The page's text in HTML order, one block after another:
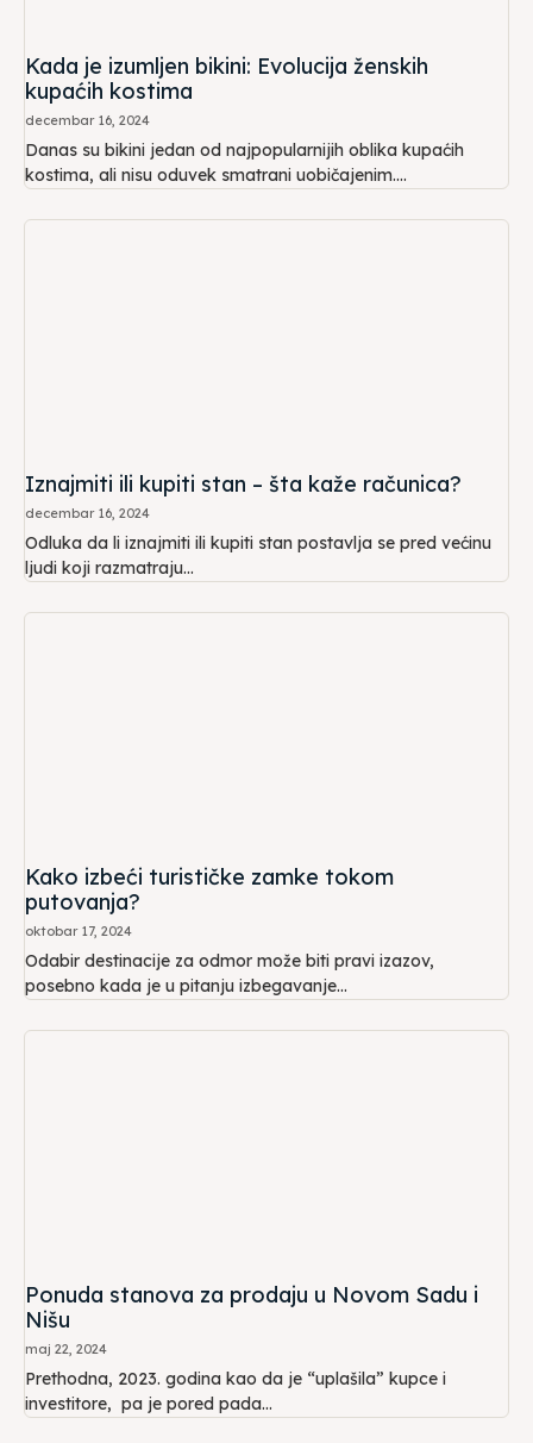
Kada je izumljen bikini: Evolucija ženskih
kupaćih kostima
decembar 16, 2024
Danas su bikini jedan od najpopularnijih oblika kupaćih
kostima, ali nisu oduvek smatrani uobičajenim....
Iznajmiti ili kupiti stan – šta kaže računica?
decembar 16, 2024
Odluka da li iznajmiti ili kupiti stan postavlja se pred većinu
ljudi koji razmatraju...
Kako izbeći turističke zamke tokom
putovanja?
oktobar 17, 2024
Odabir destinacije za odmor može biti pravi izazov,
posebno kada je u pitanju izbegavanje...
Ponuda stanova za prodaju u Novom Sadu i
Nišu
maj 22, 2024
Prethodna, 2023. godina kao da je “uplašila” kupce i
investitore, pa je pored pada...